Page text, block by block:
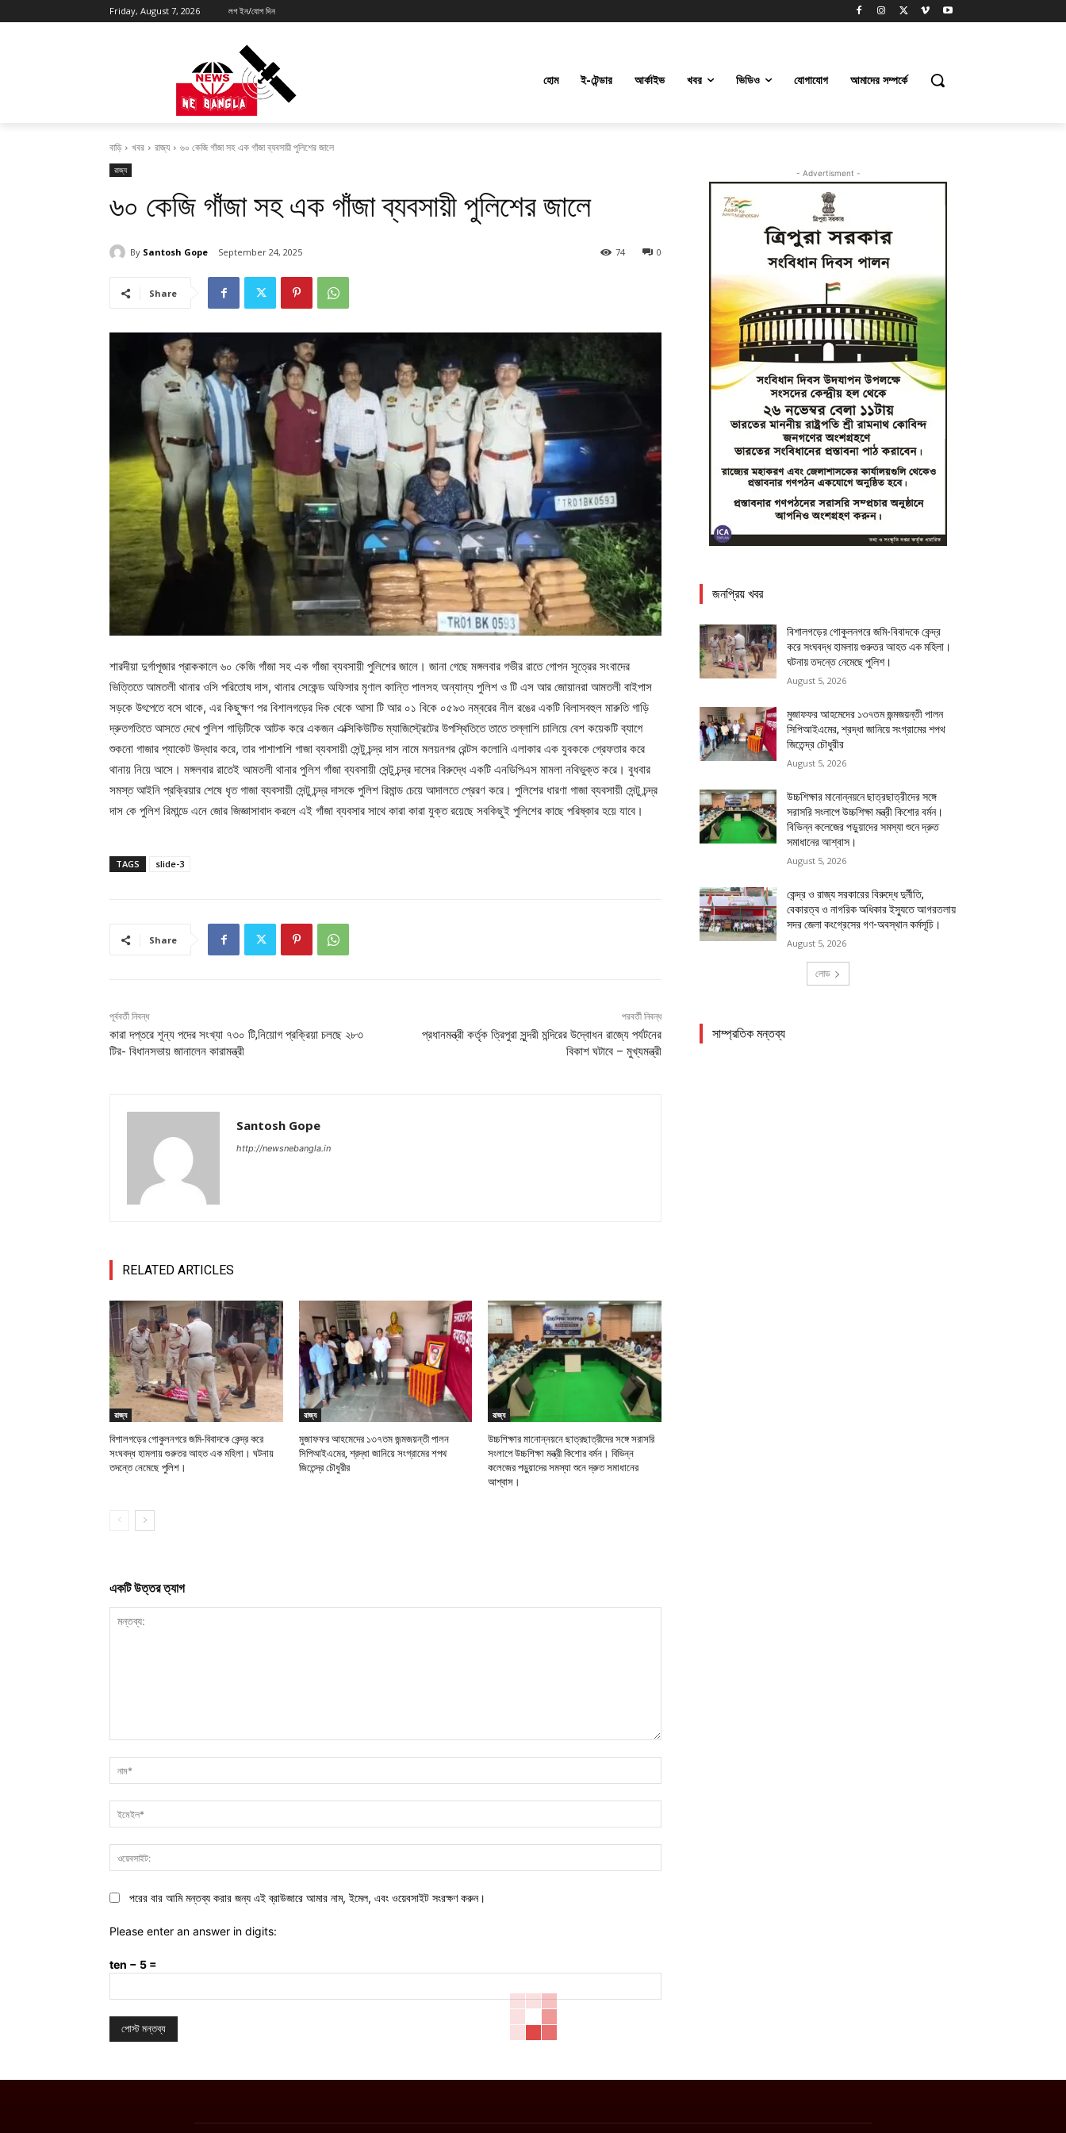
Friday, August 7, 2026 লগ ইন/যোগ দিন
হোম ই-টেন্ডার আর্কাইভ খবর ভিডিও যোগাযোগ আমাদের সম্পর্কে
বাড়ি খবর রাজ্য ৬০ কেজি গাঁজা সহ এক গাঁজা ব্যবসায়ী পুলিশের জালে
রাজ্য
৬০ কেজি গাঁজা সহ এক গাঁজা ব্যবসায়ী পুলিশের জালে
By Santosh Gope September 24, 2025 0
74
Share
শারদীয়া দুর্গাপূজার প্রাককালে ৬০ কেজি গাঁজা সহ এক গাঁজা ব্যবসায়ী পুলিশের জালে। জানা গেছে মঙ্গলবার গভীর রাতে গোপন সূত্রের সংবাদের
ভিত্তিতে আমতলী থানার ওসি পরিতোষ দাস, থানার সেকেন্ড অফিসার মৃণাল কান্তি পালসহ অন্যান্য পুলিশ ও টি এস আর জোয়ানরা আমতলী বাইপাস
সড়কে উৎপেতে বসে থাকে, এর কিছুক্ষণ পর বিশালগড়ের দিক থেকে আসা টি আর ০১ বিকে ০৫৯৩ নম্বরের নীল রঙের একটি বিলাসবহুল মারুতি গাড়ি
দ্রুতগতিতে আসতে দেখে পুলিশ গাড়িটিকে আটক করে একজন এক্সিকিউটিভ ম্যাজিস্ট্রেটের উপস্থিতিতে তাতে তল্লাশি চালিয়ে বেশ কয়েকটি ব্যাগে
শুকনো গাজার প্যাকেট উদ্ধার করে, তার পাশাপাশি গাজা ব্যবসায়ী সেন্টু চন্দ্র দাস নামে মলয়নগর রেন্টস কলোনি এলাকার এক যুবককে গ্রেফতার করে
থানায় নিয়ে আসে। মঙ্গলবার রাতেই আমতলী থানার পুলিশ গাঁজা ব্যবসায়ী সেন্টু চন্দ্র দাসের বিরুদ্ধে একটি এনডিপিএস মামলা নথিভুক্ত করে। বুধবার
সমস্ত আইনি প্রক্রিয়ার শেষে ধৃত গাজা ব্যবসায়ী সেন্টু চন্দ্র দাসকে পুলিশ রিমান্ড চেয়ে আদালতে প্রেরণ করে। পুলিশের ধারণা গাজা ব্যবসায়ী সেন্টু চন্দ্র
দাস কে পুলিশ রিমান্ডে এনে জোর জিজ্ঞাসাবাদ করলে এই গাঁজা ব্যবসার সাথে কারা কারা যুক্ত রয়েছে সবকিছুই পুলিশের কাছে পরিষ্কার হয়ে যাবে।
TAGS slide-3
Share
পূর্ববর্তী নিবন্ধ
কারা দপ্তরে শূন্য পদের সংখ্যা ৭৩০ টি,নিয়োগ প্রক্রিয়া চলছে ২৮৩
টির- বিধানসভায় জানালেন কারামন্ত্রী
পরবর্তী নিবন্ধ
প্রধানমন্ত্রী কর্তৃক ত্রিপুরা সুন্দরী মন্দিরের উদ্বোধন রাজ্যে পর্যটনের
বিকাশ ঘটাবে – মুখ্যমন্ত্রী
Santosh Gope
http://newsnebangla.in
RELATED ARTICLES
রাজ্য
বিশালগড়ের গোকুলনগরে জমি-বিবাদকে কেন্দ্র করে
সংঘবদ্ধ হামলায় গুরুতর আহত এক মহিলা। ঘটনায়
তদন্তে নেমেছে পুলিশ।
রাজ্য
মুজাফফর আহমেদের ১৩৭তম জন্মজয়ন্তী পালন
সিপিআইএমের, শ্রদ্ধা জানিয়ে সংগ্রামের শপথ
জিতেন্দ্র চৌধুরীর
রাজ্য
উচ্চশিক্ষার মানোন্নয়নে ছাত্রছাত্রীদের সঙ্গে সরাসরি
সংলাপে উচ্চশিক্ষা মন্ত্রী কিশোর বর্মন। বিভিন্ন
কলেজের পড়ুয়াদের সমস্যা শুনে দ্রুত সমাধানের
আশ্বাস।
একটি উত্তর ত্যাগ
পরের বার আমি মন্তব্য করার জন্য এই ব্রাউজারে আমার নাম, ইমেল, এবং ওয়েবসাইট সংরক্ষণ করুন।
Please enter an answer in digits:
ten − 5 =
- Advertisment -
জনপ্রিয় খবর
বিশালগড়ের গোকুলনগরে জমি-বিবাদকে কেন্দ্র
করে সংঘবদ্ধ হামলায় গুরুতর আহত এক মহিলা।
ঘটনায় তদন্তে নেমেছে পুলিশ।
August 5, 2026
মুজাফফর আহমেদের ১৩৭তম জন্মজয়ন্তী পালন
সিপিআইএমের, শ্রদ্ধা জানিয়ে সংগ্রামের শপথ
জিতেন্দ্র চৌধুরীর
August 5, 2026
উচ্চশিক্ষার মানোন্নয়নে ছাত্রছাত্রীদের সঙ্গে
সরাসরি সংলাপে উচ্চশিক্ষা মন্ত্রী কিশোর বর্মন।
বিভিন্ন কলেজের পড়ুয়াদের সমস্যা শুনে দ্রুত
সমাধানের আশ্বাস।
August 5, 2026
কেন্দ্র ও রাজ্য সরকারের বিরুদ্ধে দুর্নীতি,
বেকারত্ব ও নাগরিক অধিকার ইস্যুতে আগরতলায়
সদর জেলা কংগ্রেসের গণ-অবস্থান কর্মসূচি।
August 5, 2026
লোড
সাম্প্রতিক মন্তব্য